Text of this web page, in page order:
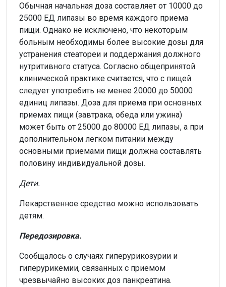
Обычная начальная доза составляет от 10000 до
25000 ЕД липазы во время каждого приема
пищи. Однако не исключено, что некоторым
больным необходимы более высокие дозы для
устранения стеатореи и поддержания должного
нутритивного статуса. Согласно общепринятой
клинической практике считается, что с пищей
следует употребить не менее 20000 до 50000
единиц липазы. Доза для приема при основных
приемах пищи (завтрака, обеда или ужина)
может быть от 25000 до 80000 ЕД липазы, а при
дополнительном легком питании между
основными приемами пищи должна составлять
половину индивидуальной дозы.
Дети.
Лекарственное средство можно использовать
детям.
Передозировка.
Сообщалось о случаях гиперурикозурии и
гиперурикемии, связанных с приемом
чрезвычайно высоких доз панкреатина.